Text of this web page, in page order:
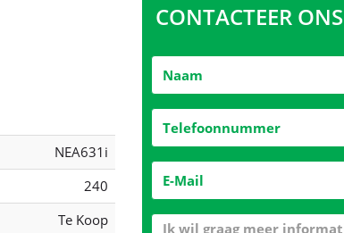
NEA631i
240
Te Koop
CONTACTEER ONS